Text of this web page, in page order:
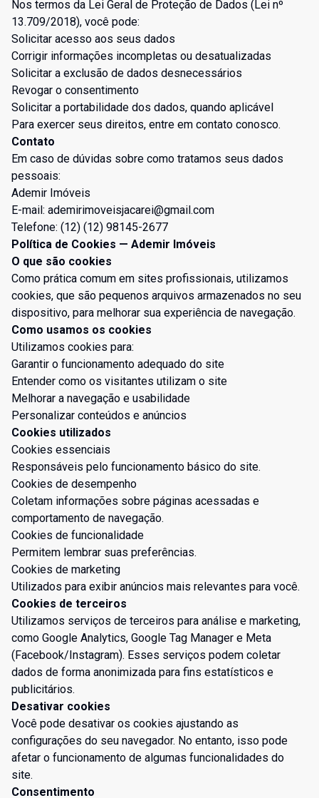
Nos termos da Lei Geral de Proteção de Dados (Lei nº
13.709/2018), você pode:
Solicitar acesso aos seus dados
Corrigir informações incompletas ou desatualizadas
Solicitar a exclusão de dados desnecessários
Revogar o consentimento
Solicitar a portabilidade dos dados, quando aplicável
Para exercer seus direitos, entre em contato conosco.
Contato
Em caso de dúvidas sobre como tratamos seus dados
pessoais:
Ademir Imóveis
E-mail: ademirimoveisjacarei@gmail.com
Telefone: (12) (12) 98145-2677
Política de Cookies — Ademir Imóveis
O que são cookies
Como prática comum em sites profissionais, utilizamos
cookies, que são pequenos arquivos armazenados no seu
dispositivo, para melhorar sua experiência de navegação.
Como usamos os cookies
Utilizamos cookies para:
Garantir o funcionamento adequado do site
Entender como os visitantes utilizam o site
Melhorar a navegação e usabilidade
Personalizar conteúdos e anúncios
Cookies utilizados
Cookies essenciais
Responsáveis pelo funcionamento básico do site.
Cookies de desempenho
Coletam informações sobre páginas acessadas e
comportamento de navegação.
Cookies de funcionalidade
Permitem lembrar suas preferências.
Cookies de marketing
Utilizados para exibir anúncios mais relevantes para você.
Cookies de terceiros
Utilizamos serviços de terceiros para análise e marketing,
como Google Analytics, Google Tag Manager e Meta
(Facebook/Instagram). Esses serviços podem coletar
dados de forma anonimizada para fins estatísticos e
publicitários.
Desativar cookies
Você pode desativar os cookies ajustando as
configurações do seu navegador. No entanto, isso pode
afetar o funcionamento de algumas funcionalidades do
site.
Consentimento